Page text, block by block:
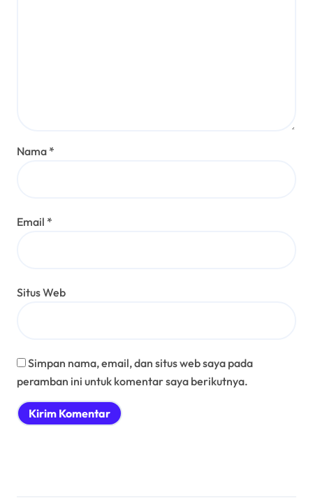
Nama *
Email *
Situs Web
Simpan nama, email, dan situs web saya pada
peramban ini untuk komentar saya berikutnya.